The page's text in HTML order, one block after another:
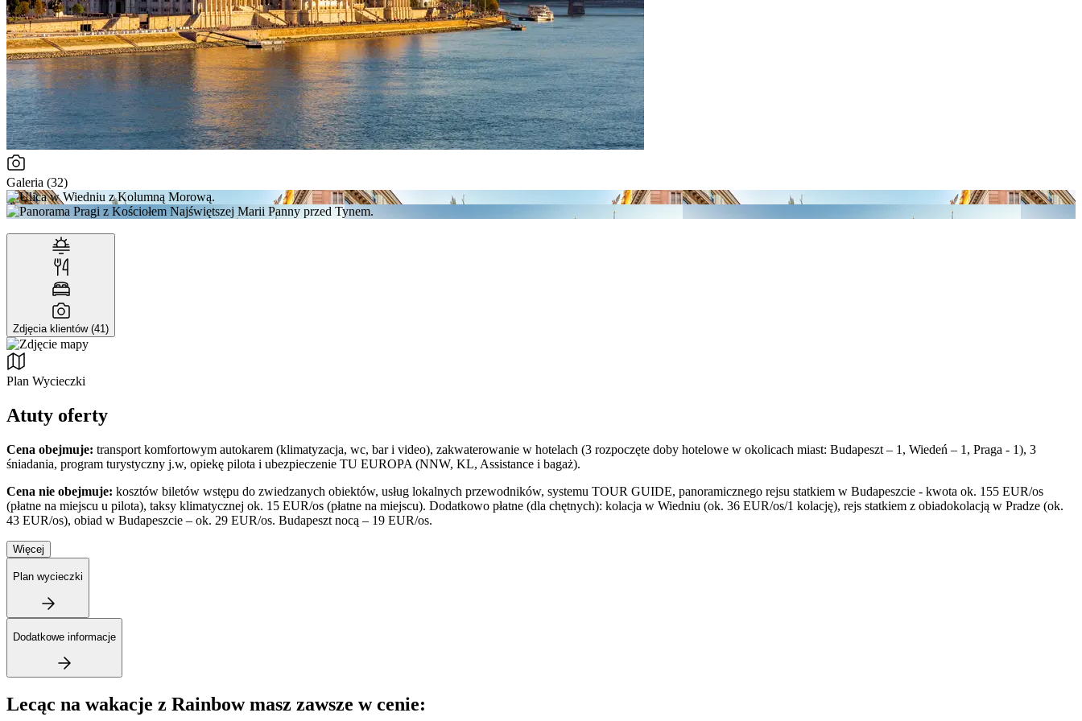
Galeria (32)
Zdjęcia klientów (41)
Plan Wycieczki
Atuty oferty
Cena obejmuje: transport komfortowym autokarem (klimatyzacja, wc, bar i video), zakwaterowanie w hotelach (3 rozpoczęte doby hotelowe w okolicach miast: Budapeszt – 1, Wiedeń – 1, Praga - 1), 3
śniadania, program turystyczny j.w, opiekę pilota i ubezpieczenie TU EUROPA (NNW, KL, Assistance i bagaż).
Cena nie obejmuje: kosztów biletów wstępu do zwiedzanych obiektów, usług lokalnych przewodników, systemu TOUR GUIDE, panoramicznego rejsu statkiem w Budapeszcie - kwota ok. 155 EUR/os
(płatne na miejscu u pilota), taksy klimatycznej ok. 15 EUR/os (płatne na miejscu). Dodatkowo płatne (dla chętnych): kolacja w Wiedniu (ok. 36 EUR/os/1 kolację), rejs statkiem z obiadokolacją w Pradze (ok.
43 EUR/os), obiad w Budapeszcie – ok. 29 EUR/os. Budapeszt nocą – 19 EUR/os.
Więcej
Plan wycieczki
Dodatkowe informacje
Lecąc na wakacje z Rainbow masz zawsze w cenie: